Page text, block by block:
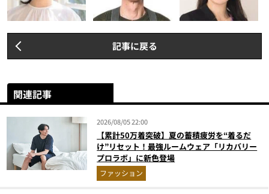
記事に戻る
関連記事
2026/08/05 22:00
【累計50万着突破】夏の蓄積疲労を“着るだ
け”リセット！最強ルームウェア「リカバリー
プロラボ」に新色登場
ファッション